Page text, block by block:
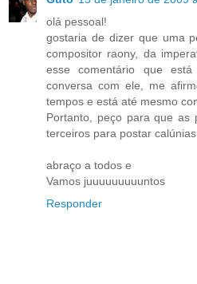
olá pessoal!
gostaria de dizer que uma
compositor raony, da
esse comentário que
conversa com ele, me
tempos e está até mesmo
Portanto, peço para que as
terceiros para postar
abraço a todos e
Vamos juuuuuuuuuntos
Responder